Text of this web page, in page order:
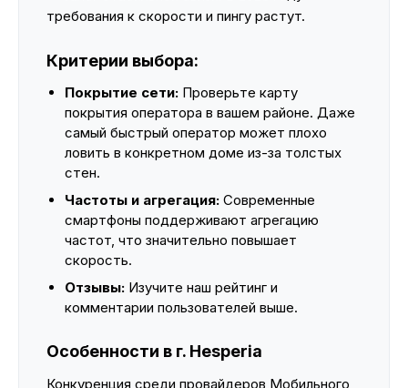
требования к скорости и пингу растут.
Критерии выбора:
Покрытие сети: Проверьте карту
покрытия оператора в вашем районе. Даже
самый быстрый оператор может плохо
ловить в конкретном доме из-за толстых
стен.
Частоты и агрегация: Современные
смартфоны поддерживают агрегацию
частот, что значительно повышает
скорость.
Отзывы: Изучите наш рейтинг и
комментарии пользователей выше.
Особенности в г. Hesperia
Конкуренция среди провайдеров Мобильного